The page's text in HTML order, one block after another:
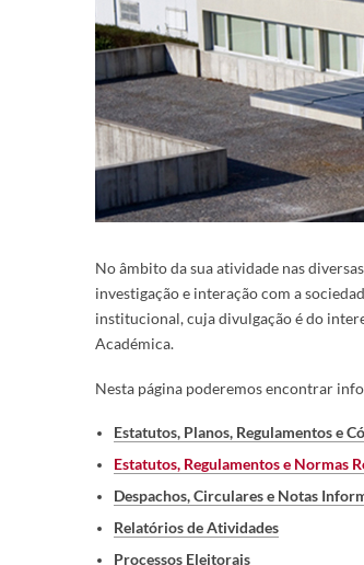
​No âmbito da sua atividade nas
investigação e interação com a
institucional, cuja divulgação é do
Académica.
Nesta página poderemos encontrar
Estatutos, Planos, Regulamentos e
Estatutos, Regulame​ntos e Normas
Despachos, Circulares e Notas
Relatórios de Atividades
Processos Eleitorais